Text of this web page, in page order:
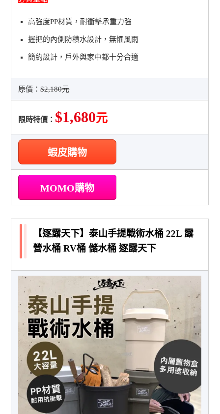
高強度PP材質，耐衝擊承重力強
握把的內側防積水設計，無懼風雨
簡約設計，戶外與家中都十分合適
原價：$2,180元
限時特價： $1,680元
蝦皮購物
MOMO購物
【逐露天下】泰山手提戰術水桶 22L 露
營水桶 RV桶 儲水桶 逐露天下